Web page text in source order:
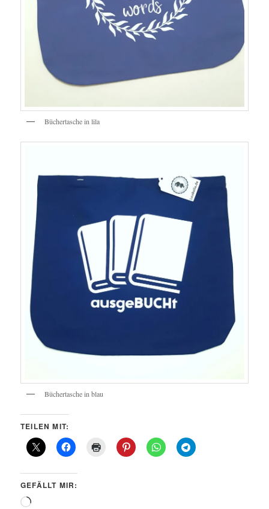
Büchertasche in lila
Büchertasche in blau
TEILEN MIT:
GEFÄLLT MIR:
Wird